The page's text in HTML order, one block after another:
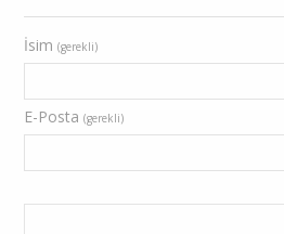
İsim (gerekli)
E-Posta (gerekli)